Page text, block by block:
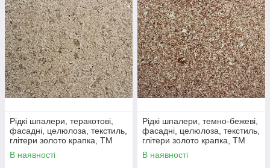
Рідкі шпалери, теракотові,
фасадні, целюлоза, текстиль,
глітери золото крапка, ТМ
"Макс-Колор", Тип Ф/9
В наявності
Рідкі шпалери, темно-бежеві,
фасадні, целюлоза, текстиль,
глітери золото крапка, ТМ
"Макс-Колор", Тип Ф/10
В наявності